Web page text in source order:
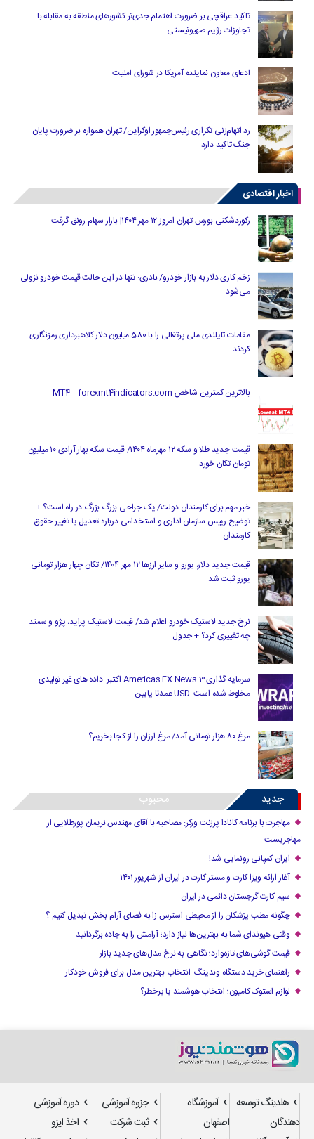
تاکید عراقچی بر ضرورت اهتمام جدی‌تر کشورهای منطقه به مقابله با
تجاوزات رژیم صهیونیستی
ادعای معاون نماینده آمریکا در شورای امنیت
رد اتهام‌زنی تکراری رئیس‌جمهور اوکراین/ تهران همواره بر ضرورت پایان
جنگ تاکید دارد
اخبار اقتصادی
رکوردشکنی بورس تهران امروز ۱۲ مهر ۱۴۰۴| بازار سهام رونق گرفت
زخم کاری دلار به بازار خودرو/ نادری: تنها در این حالت قیمت خودرو نزولی
می‌شود
مقامات تایلندی ملی پرتغالی را با 580 میلیون دلار کلاهبرداری رمزنگاری
کردند
بالاترین کمترین شاخص MT4 – forexmt4indicators.com
قیمت جدید طلا و سکه ۱۲ مهرماه ۱۴۰۴/ قیمت سکه بهار آزادی ۱۰ میلیون
تومان تکان خورد
خبر مهم برای کارمندان دولت/ یک جراحی بزرگ بزرگ در راه است؟ +
توضیح رییس سازمان اداری و استخدامی درباره تعدیل یا تغییر حقوق
کارمندان
قیمت جدید دلار، یورو و سایر ارزها ۱۲ مهر ۱۴۰۴/ تکان چهار هزار تومانی
یورو ثبت شد
نرخ جدید لاستیک خودرو اعلام شد/ قیمت لاستیک پراید، پژو و سمند
چه تغییری کرد؟ + جدول
سرمایه گذاری Americas FX News 3 اکتبر: داده های غیر تولیدی
مخلوط شده است. USD عمدتا پایین.
مرغ ۸۰ هزار تومانی آمد/ مرغ ارزان را از کجا بخریم؟
جدید محبوب
مهاجرت با برنامه کانادا پرزنت ورکر: مصاحبه با آقای مهندس نریمان پورطلایی از
مهاجریست
ایران کمپانی رونمایی شد!
آغاز ارائه ویزا کارت و مستر کارت در ایران از شهریور ۱۴۰۱
سیم کارت گرجستان دائمی در ایران
چگونه مطب پزشکان را از محیطی استرس زا به فضای آرام بخش تبدیل کنیم ؟
وقتی هیوندای شما به بهترین‌ها نیاز دارد؛ آرامش را به جاده برگردانید
قیمت گوشی‌های تازه‌وارد؛ نگاهی به نرخ مدل‌های جدید بازار
راهنمای خرید دستگاه وندینگ: انتخاب بهترین مدل برای فروش خودکار
لوازم استوک کامیون؛ انتخاب هوشمند یا پرخطر؟
هلدینگ توسعه
دهندگان
آموزشگاه
اصفهان
جزوه آموزشی
دوره آموزشی
ثبت شرکت
اخذ ایزو